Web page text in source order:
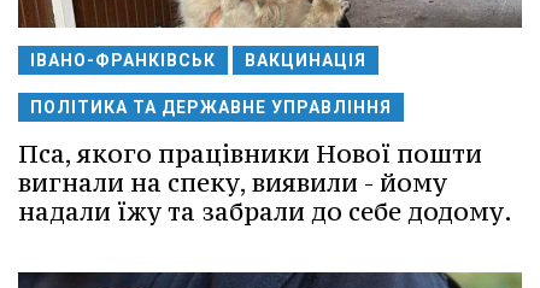
ІВАНО-ФРАНКІВСЬК ВАКЦИНАЦІЯ
ПОЛІТИКА ТА ДЕРЖАВНЕ УПРАВЛІННЯ
Пса, якого працівники Нової пошти
вигнали на спеку, виявили - йому
надали їжу та забрали до себе додому.